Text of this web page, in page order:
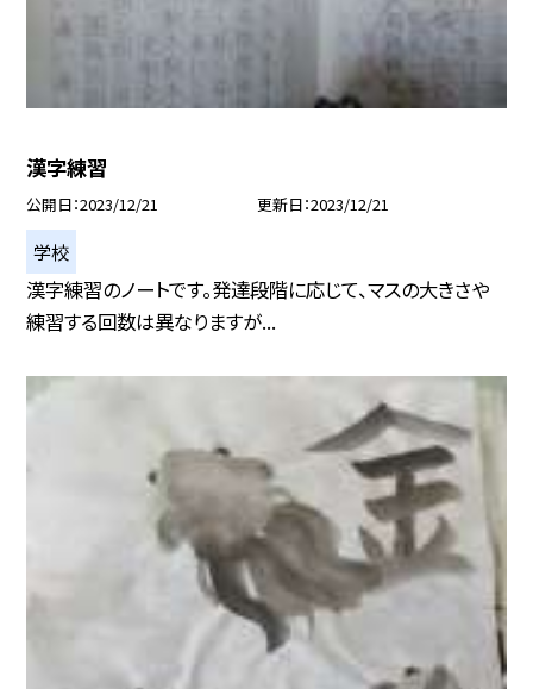
漢字練習
公開日 2023/12/21 更新日 2023/12/21
学校
漢字練習のノートです。発達段階に応じて、マスの大きさや
練習する回数は異なりますが...